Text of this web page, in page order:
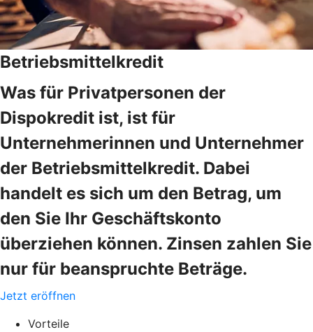
Betriebsmittelkredit
Was für Privatpersonen der
Dispokredit ist, ist für
Unternehmerinnen und Unternehmer
der Betriebsmittelkredit. Dabei
handelt es sich um den Betrag, um
den Sie Ihr Geschäftskonto
überziehen können. Zinsen zahlen Sie
nur für beanspruchte Beträge.
Jetzt eröffnen
Vorteile